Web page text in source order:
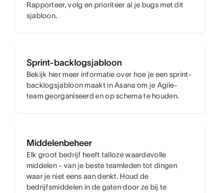
Rapporteer, volg en prioriteer al je bugs met dit
sjabloon.
Sprint-backlogsjabloon
Bekijk hier meer informatie over hoe je een sprint-
backlogsjabloon maakt in Asana om je Agile-
team georganiseerd en op schema te houden.
Middelenbeheer
Elk groot bedrijf heeft talloze waardevolle
middelen - van je beste teamleden tot dingen
waar je niet eens aan denkt. Houd de
bedrijfsmiddelen in de gaten door ze bij te